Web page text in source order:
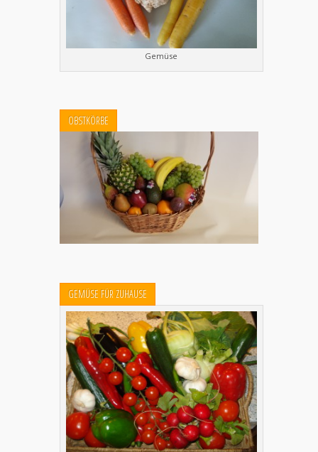
Gemüse
OBSTKÖRBE
GEMÜSE FÜR ZUHAUSE